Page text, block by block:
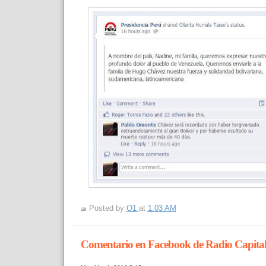
Posted by O1 at 1:03 AM
Comentario en Facebook de Radio Capital